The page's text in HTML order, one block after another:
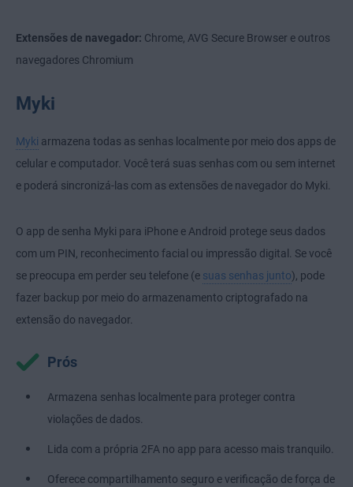
Extensões de navegador: Chrome, AVG Secure Browser e outros
navegadores Chromium
Myki
Myki armazena todas as senhas localmente por meio dos apps de
celular e computador. Você terá suas senhas com ou sem internet
e poderá sincronizá-las com as extensões de navegador do Myki.
O app de senha Myki para iPhone e Android protege seus dados
com um PIN, reconhecimento facial ou impressão digital. Se você
se preocupa em perder seu telefone (e suas senhas junto), pode
fazer backup por meio do armazenamento criptografado na
extensão do navegador.
Prós
Armazena senhas localmente para proteger contra
violações de dados.
Lida com a própria 2FA no app para acesso mais tranquilo.
Oferece compartilhamento seguro e verificação de força de